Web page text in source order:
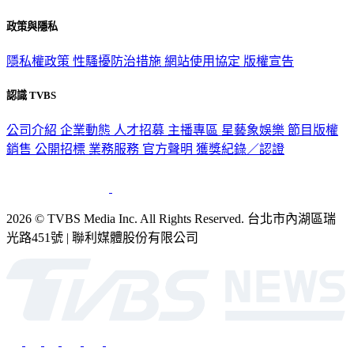
政策與隱私
隱私權政策 性騷擾防治措施 網站使用協定 版權宣告
認識 TVBS
公司介紹 企業動態 人才招募 主播專區 星藝象娛樂 節目版權
銷售 公開招標 業務服務 官方聲明 獲獎紀錄／認證
2026 © TVBS Media Inc. All Rights Reserved. 台北市內湖區瑞
光路451號 | 聯利媒體股份有限公司